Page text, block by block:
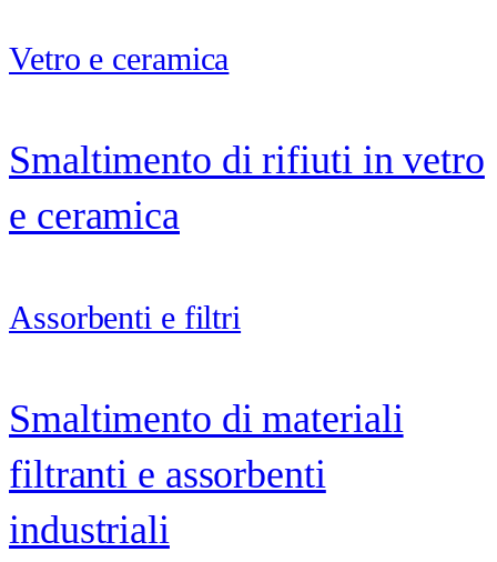
Vetro e ceramica
Smaltimento di rifiuti in vetro
e ceramica
Assorbenti e filtri
Smaltimento di materiali
filtranti e assorbenti
industriali